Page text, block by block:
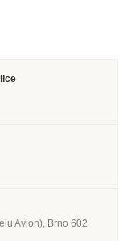
Avion), Brno 602